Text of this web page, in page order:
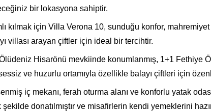
bir lokasyona sahiptir.
kılmak için Villa Verona 10, sunduğu konfor,
villası arayan çiftler için ideal bir tercihtir.
Hisarönü mevkiinde konumlanmış, 1+1 Fethiye
ve huzurlu ortamıyla özellikle balayı çiftleri için
iç mekanı, ferah oturma alanı ve konforlu yatak
şekilde donatılmıştır ve misafirlerin kendi yemeklerini